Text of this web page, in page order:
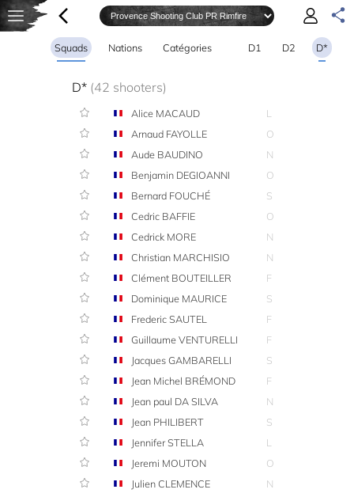
Squads Nations Catégories D1 D2 D*
D* (42 shooters)
Alice MACAUD
L
Arnaud FAYOLLE
O
Aude BAUDINO
N
Benjamin DEGIOANNI
O
Bernard FOUCHÉ
S
Cedric BAFFIE
O
Cedrick MORE
N
Christian MARCHISIO
N
Clément BOUTEILLER
F
Dominique MAURICE
S
Frederic SAUTEL
F
Guillaume VENTURELLI
F
Jacques GAMBARELLI
S
Jean Michel BRÉMOND
F
Jean paul DA SILVA
N
Jean PHILIBERT
S
Jennifer STELLA
L
Jeremi MOUTON
O
Julien CLEMENCE
N